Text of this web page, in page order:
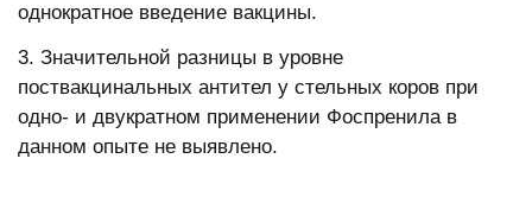
однократное введение вакцины.
3. Значительной разницы в уровне
поствакцинальных антител у стельных коров при
одно- и двукратном применении Фоспренила в
данном опыте не выявлено.